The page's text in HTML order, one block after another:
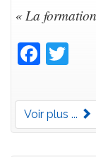
« La
Voir plus ...